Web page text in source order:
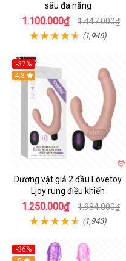
sâu đa năng
1.100.000₫ 1.447.000₫
(1,946)
-37%
Hot
4.8
Dương vật giả 2 đầu Lovetoy
Ljoy rung điều khiển
1.250.000₫ 1.984.000₫
(1,943)
-36%